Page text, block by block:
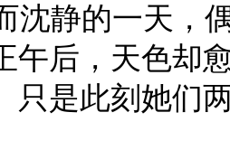
静的一天，
午后，天色却
只是此刻她们